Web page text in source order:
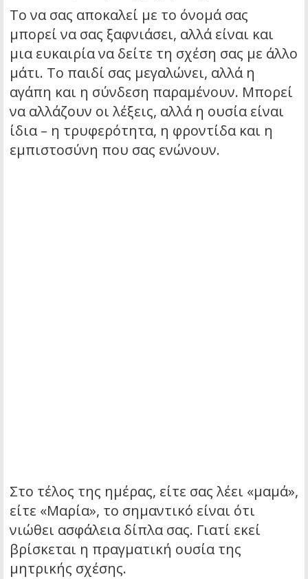
Το να σας αποκαλεί με το όνομά σας
μπορεί να σας ξαφνιάσει, αλλά είναι και
μια ευκαιρία να δείτε τη σχέση σας με άλλο
μάτι. Το παιδί σας μεγαλώνει, αλλά η
αγάπη και η σύνδεση παραμένουν. Μπορεί
να αλλάζουν οι λέξεις, αλλά η ουσία είναι
ίδια – η τρυφερότητα, η φροντίδα και η
εμπιστοσύνη που σας ενώνουν.
Στο τέλος της ημέρας, είτε σας λέει «μαμά»,
είτε «Μαρία», το σημαντικό είναι ότι
νιώθει ασφάλεια δίπλα σας. Γιατί εκεί
βρίσκεται η πραγματική ουσία της
μητρικής σχέσης.